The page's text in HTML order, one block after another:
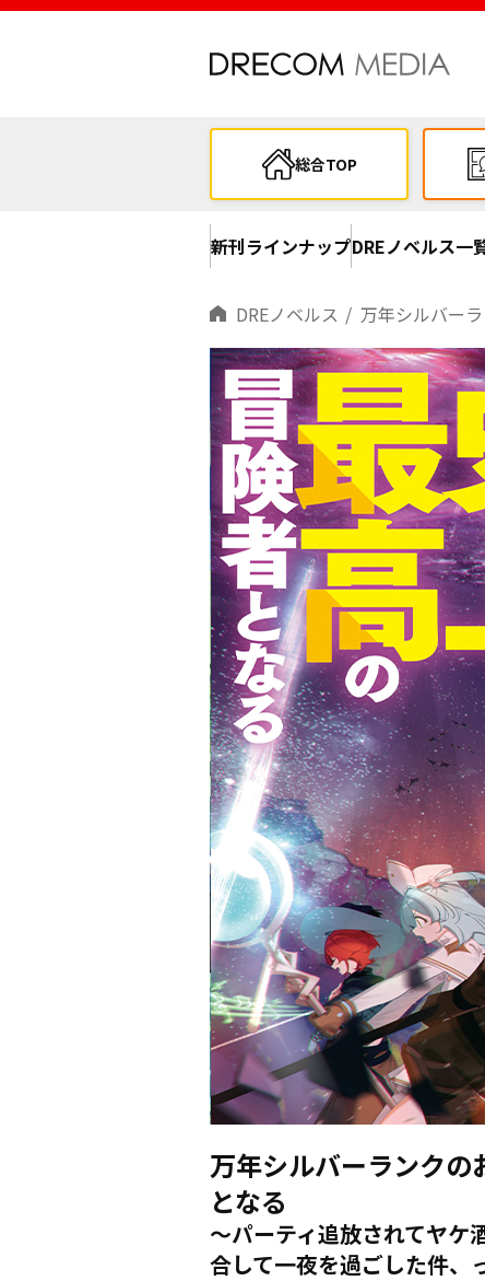
総合TOP
新刊ラインナップDREノベルス一
DREノベルス 万年シルバーランクのお
万年シルバーランクの
となる
～パーティ追放されてヤケ
合して一夜を過ごした件、